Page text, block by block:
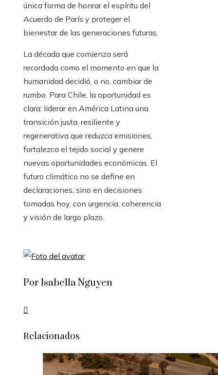
única forma de honrar el espíritu del
Acuerdo de París y proteger el
bienestar de las generaciones futuras.
La década que comienza será
recordada como el momento en que la
humanidad decidió, o no, cambiar de
rumbo. Para Chile, la oportunidad es
clara: liderar en América Latina una
transición justa, resiliente y
regenerativa que reduzca emisiones,
fortalezca el tejido social y genere
nuevas oportunidades económicas. El
futuro climático no se define en
declaraciones, sino en decisiones
tomadas hoy, con urgencia, coherencia
y visión de largo plazo.
Por Isabella Nguyen
Relacionados